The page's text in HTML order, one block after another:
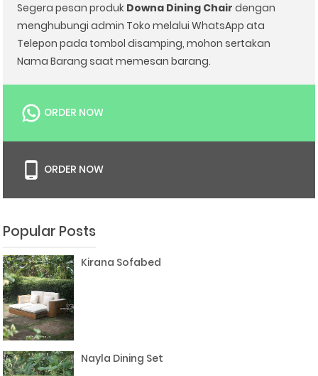
Segera pesan produk Downa Dining Chair dengan
menghubungi admin Toko melalui WhatsApp ata
Telepon pada tombol disamping, mohon sertakan
Nama Barang saat memesan barang.
ORDER NOW
ORDER NOW
Popular Posts
Kirana Sofabed
Nayla Dining Set